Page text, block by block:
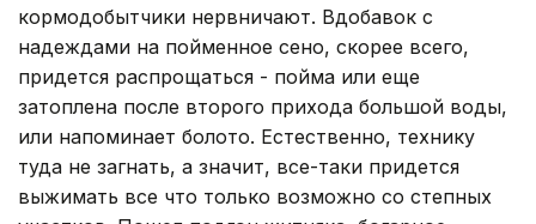
кормодобытчики нервничают. Вдобавок с
надеждами на пойменное сено, скорее всего,
придется распрощаться - пойма или еще
затоплена после второго прихода большой воды,
или напоминает болото. Естественно, технику
туда не загнать, а значит, все-таки придется
выжимать все что только возможно со степных